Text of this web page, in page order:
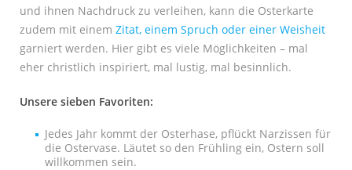
und ihnen Nachdruck zu verleihen, kann die Osterkarte
zudem mit einem Zitat, einem Spruch oder einer Weisheit
garniert werden. Hier gibt es viele Möglichkeiten – mal
eher christlich inspiriert, mal lustig, mal besinnlich.
Unsere sieben Favoriten:
Jedes Jahr kommt der Osterhase, pflückt Narzissen für
die Ostervase. Läutet so den Frühling ein, Ostern soll
willkommen sein.